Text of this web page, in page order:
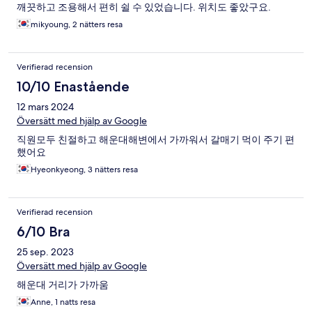
깨끗하고 조용해서 편히 쉴 수 있었습니다. 위치도 좋았구요.
mikyoung, 2 nätters resa
Verifierad recension
10/10 Enastående
12 mars 2024
Översätt med hjälp av Google
직원모두 친절하고 해운대해변에서 가까워서 갈매기 먹이 주기 편
했어요
Hyeonkyeong, 3 nätters resa
Verifierad recension
6/10 Bra
25 sep. 2023
Översätt med hjälp av Google
해운대 거리가 가까움
Anne, 1 natts resa